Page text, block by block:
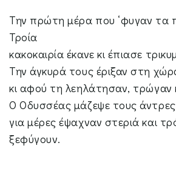
Την πρώτη μέρα που ‘φυγαν τα
Τροία
κακοκαιρία έκανε κι έπιασε
Την άγκυρά τους έριξαν στη
κι αφού τη λεηλάτησαν, τρώγαν
Ο Οδυσσέας μάζεψε τους
για μέρες έψαχναν στεριά και
ξεφύγουν.